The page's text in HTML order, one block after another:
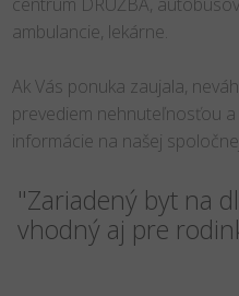
ambulancie, lekárne.
Ak Vás ponuka zaujala,
prevediem nehnuteľnosťou
informácie na našej
"Zariadený byt na
vhodný aj pre